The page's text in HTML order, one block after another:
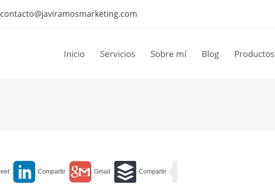
contacto@javiramosmarketing.com
Inicio Servicios Sobre mí Blog Productos